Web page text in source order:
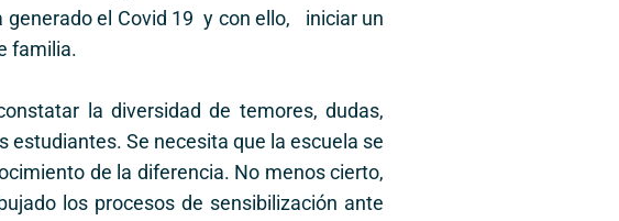
generado el Covid 19 y con ello, iniciar un
familia.
la diversidad de temores, dudas,
estudiantes. Se necesita que la escuela se
de la diferencia. No menos cierto,
los procesos de sensibilización ante